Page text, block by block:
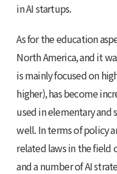
in AI startups.
As for the education
North America, and it
is mainly focused on
higher), has become
used in elementary and
well. In terms of policy
related laws in the field
and a number of AI